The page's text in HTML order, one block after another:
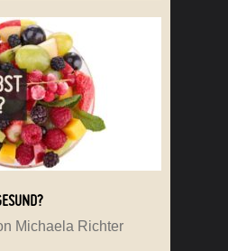
Michaela Richter